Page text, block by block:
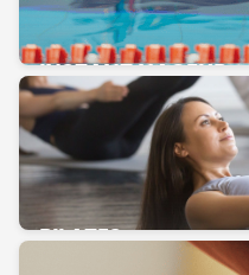
INSTANT NAGEUR
PILATES